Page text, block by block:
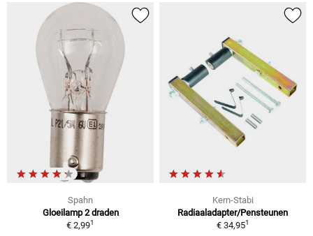
Spahn
Gloeilamp 2 draden
€ 2,991
Kern-Stabi
Radiaaladapter/Pensteunen
€ 34,951